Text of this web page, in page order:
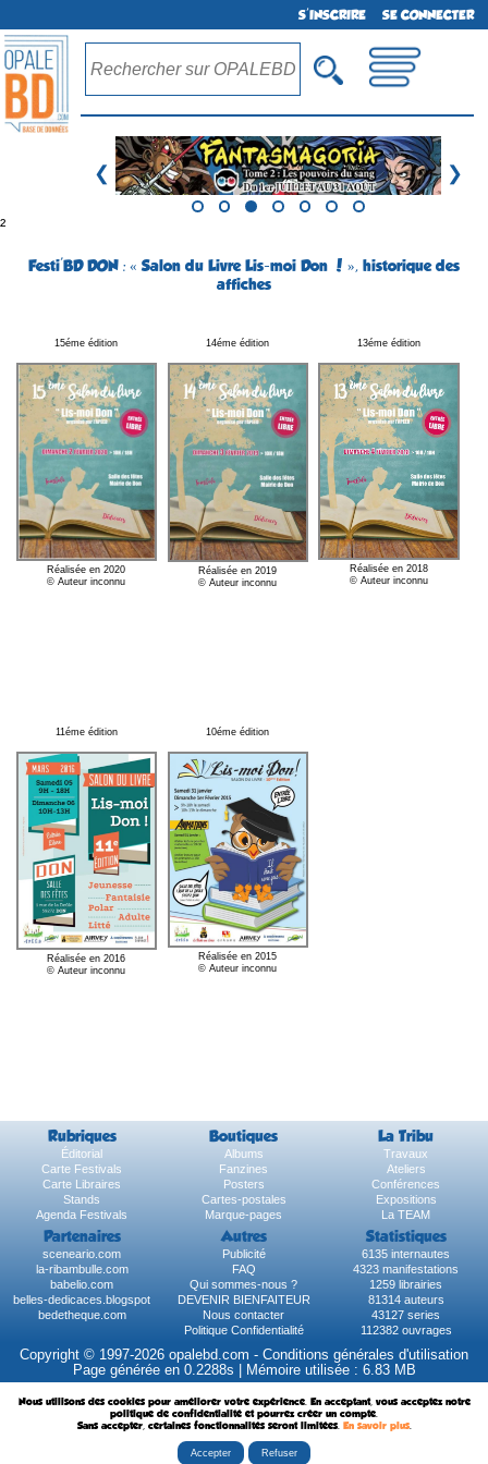
S'INSCRIRE SE CONNECTER
❮ ❯
²
Festi'BD DON : « Salon du Livre Lis-moi Don ! », historique des
affiches
15éme édition
Réalisée en 2020
© Auteur inconnu
14éme édition
Réalisée en 2019
© Auteur inconnu
13éme édition
Réalisée en 2018
© Auteur inconnu
11éme édition
Réalisée en 2016
© Auteur inconnu
10éme édition
Réalisée en 2015
© Auteur inconnu
Rubriques Boutiques La Tribu
Éditorial Albums
Travaux
Carte Festivals
Fanzines
Ateliers
Carte Libraires
Posters
Conférences
Stands
Cartes-postales
Expositions
Agenda Festivals
Marque-pages La TEAM
Partenaires Autres Statistiques
sceneario.com Publicité
6135 internautes
la-ribambulle.com
FAQ
4323 manifestations
babelio.com
Qui sommes-nous ?
1259 librairies
belles-dedicaces.blogspot
DEVENIR BIENFAITEUR
81314 auteurs
bedetheque.com
Nous contacter
43127 series
Politique Confidentialité
112382 ouvrages
Copyright © 1997-2026 opalebd.com - Conditions générales d'utilisation
Page générée en 0.2288s | Mémoire utilisée : 6.83 MB
Nous utilisons des cookies pour améliorer votre expérience. En acceptant, vous acceptez notre
politique de confidentialité et pourrez créer un compte.
Sans accepter, certaines fonctionnalités seront limitées. En savoir plus.
Accepter Refuser